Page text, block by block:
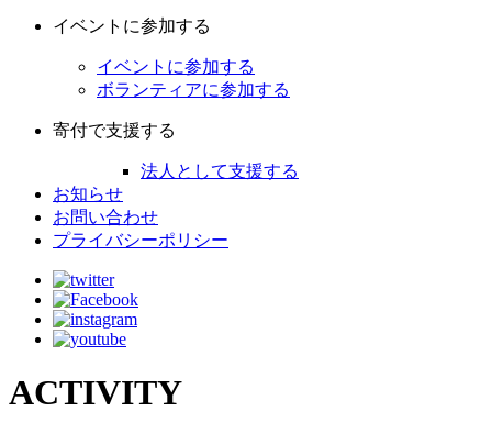
イベントに参加する
イベントに参加する
ボランティアに参加する
寄付で支援する
法人として支援する
お知らせ
お問い合わせ
プライバシーポリシー
ACTIVITY